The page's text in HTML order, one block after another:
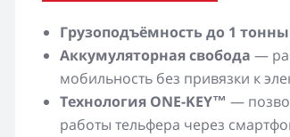
Грузоподъёмность до 1 тонны
Аккумуляторная свобода —
мобильность без привязки к
Технология ONE-KEY™ —
работы тельфера через